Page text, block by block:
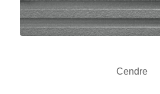
Cendre